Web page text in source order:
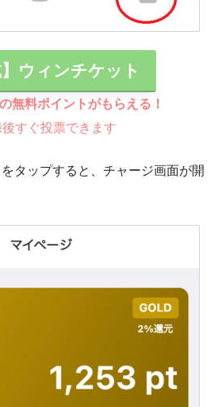
】ウィンチケット
無料ポイントがもらえる！
すぐ投票できます
タップすると、チャージ画面が開